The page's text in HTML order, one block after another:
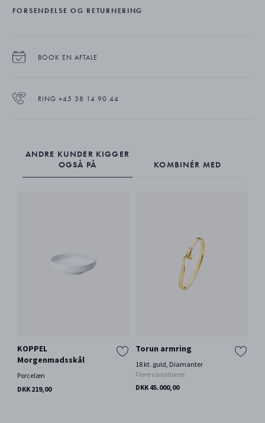
FORSENDELSE OG RETURNERING
BOOK EN AFTALE
RING +45 38 14 90 44
ANDRE KUNDER KIGGER
OGSÅ PÅ
KOMBINÉR MED
KOPPEL
Morgenmadsskål
Porcelæn
DKK 219,00
Torun armring
18 kt. guld, Diamanter
Flere variationer
DKK 45.000,00